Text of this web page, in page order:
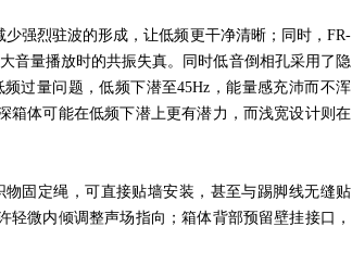
强烈驻波的形成，让低频更干净清晰；同时， FR-
音量播放时的共振失真。同时低音倒相孔采用了隐
过量问题，低频下潜至45Hz ，能量感充沛而不浑
箱体可能在低频下潜上更有潜力，而浅宽设计则在
物固定绳，可直接贴墙安装，甚至与踢脚线无缝贴
微内倾调整声场指向；箱体背部预留壁挂接口，